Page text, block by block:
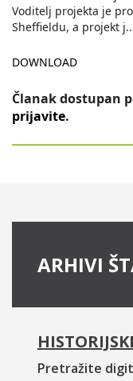
Voditelj projekta je
Sheffieldu, a projekt j
DOWNLOAD
Članak dostupan
prijavite.
ARHIVI
Pretražite